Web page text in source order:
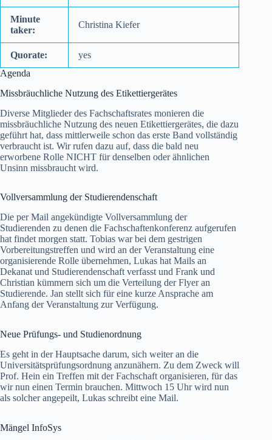
Minute
taker:
Christina Kiefer
Quorate:
yes
Agenda
Missbräuchliche Nutzung des Etikettiergerätes
Diverse Mitglieder des Fachschaftsrates monieren die
missbräuchliche Nutzung des neuen Etikettiergerätes, die dazu
geführt hat, dass mittlerweile schon das erste Band vollständig
verbraucht ist. Wir rufen dazu auf, dass die bald neu
erworbene Rolle NICHT für denselben oder ähnlichen
Unsinn missbraucht wird.
Vollversammlung der Studierendenschaft
Die per Mail angekündigte Vollversammlung der
Studierenden zu denen die Fachschaftenkonferenz aufgerufen
hat findet morgen statt. Tobias war bei dem gestrigen
Vorbereitungstreffen und wird an der Veranstaltung eine
organisierende Rolle übernehmen, Lukas hat Mails an
Dekanat und Studierendenschaft verfasst und Frank und
Christian kümmern sich um die Verteilung der Flyer an
Studierende. Jan stellt sich für eine kurze Ansprache am
Anfang der Veranstaltung zur Verfügung.
Neue Prüfungs- und Studienordnung
Es geht in der Hauptsache darum, sich weiter an die
Universitätsprüfungsordnung anzunähern. Zu dem Zweck will
Prof. Hein ein Treffen mit der Fachschaft organisieren, für das
wir nun einen Termin brauchen. Mittwoch 15 Uhr wird nun
als solcher angepeilt, Lukas schreibt eine Mail.
Mängel InfoSys